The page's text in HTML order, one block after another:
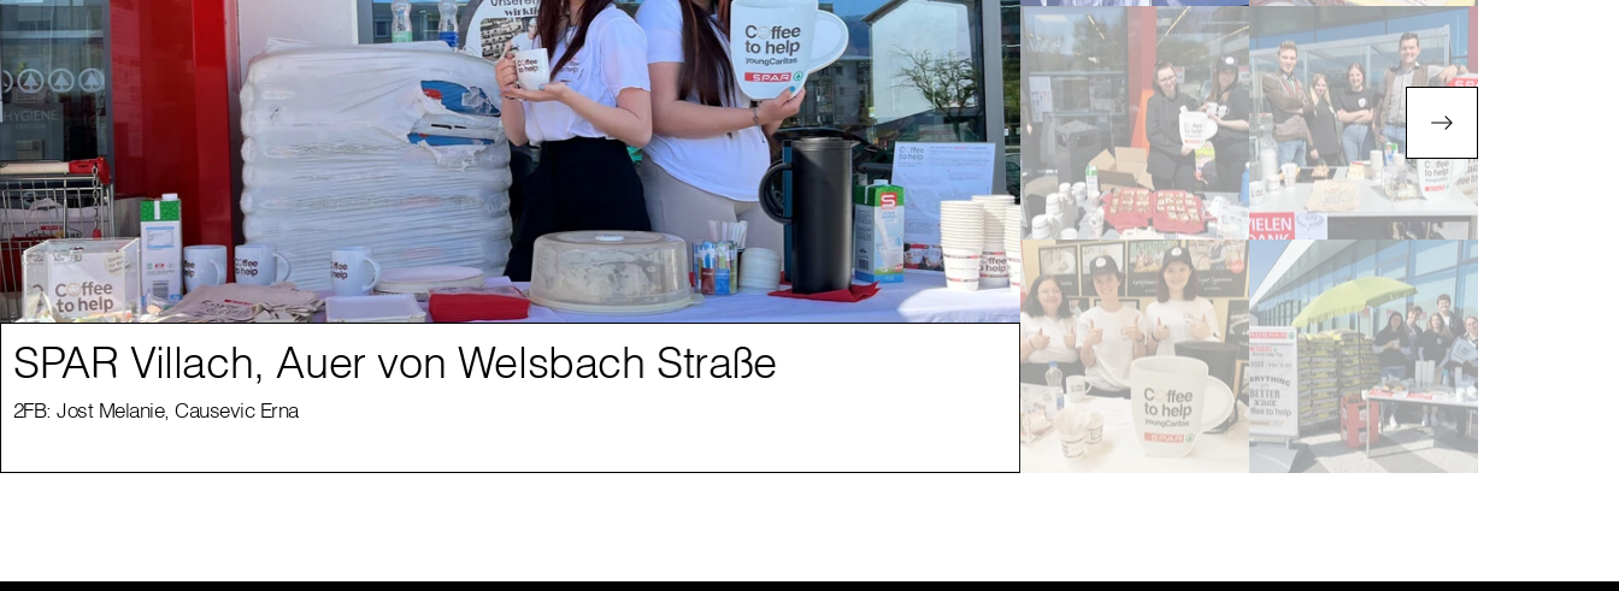
SPAR Villach, Auer von Welsbach Straße
2FB: Jost Melanie, Causevic Erna
SPAR Klagenfurt,
2AHLW: Stiller Elisa, Gasser Leonie, Pilz Laura